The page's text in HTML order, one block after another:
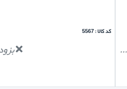
کد کالا : 5567